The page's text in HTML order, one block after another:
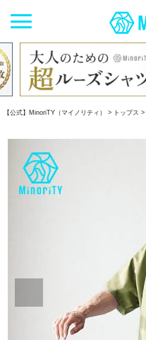
【公式】MinoriTY（マイノリティ） トップス